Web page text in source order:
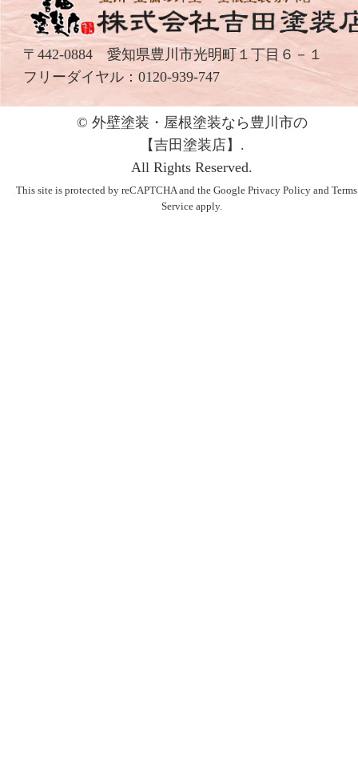
〒442-0884 愛知県豊川市光明町１丁目６－１
フリーダイヤル： 0120-939-747
© 外壁塗装・屋根塗装なら豊川市の
【吉⽥塗装店】.
All Rights Reserved.
This site is protected by reCAPTCHA and the Google Privacy Policyand
Service apply.